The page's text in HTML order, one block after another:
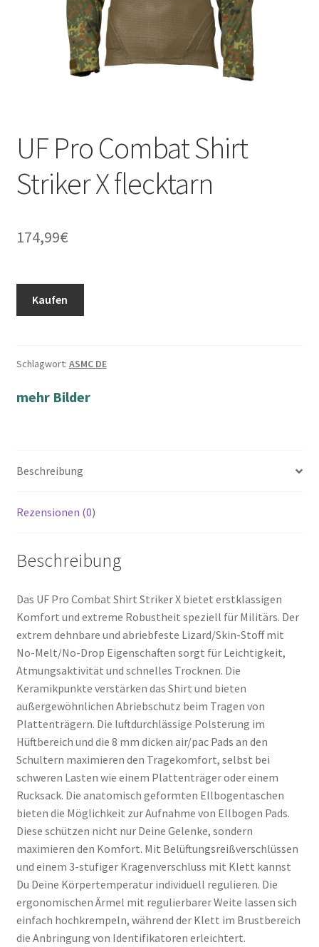
UF Pro Combat Shirt
Striker X flecktarn
174,99€
Kaufen
Schlagwort: ASMC DE
mehr Bilder
Beschreibung
Rezensionen (0)
Beschreibung
Das UF Pro Combat Shirt Striker X bietet erstklassigen
Komfort und extreme Robustheit speziell für Militärs. Der
extrem dehnbare und abriebfeste Lizard/Skin-Stoff mit
No-Melt/No-Drop Eigenschaften sorgt für Leichtigkeit,
Atmungsaktivität und schnelles Trocknen. Die
Keramikpunkte verstärken das Shirt und bieten
außergewöhnlichen Abriebschutz beim Tragen von
Plattenträgern. Die luftdurchlässige Polsterung im
Hüftbereich und die 8 mm dicken air/pac Pads an den
Schultern maximieren den Tragekomfort, selbst bei
schweren Lasten wie einem Plattenträger oder einem
Rucksack. Die anatomisch geformten Ellbogentaschen
bieten die Möglichkeit zur Aufnahme von Ellbogen Pads.
Diese schützen nicht nur Deine Gelenke, sondern
maximieren den Komfort. Mit Belüftungsreißverschlüssen
und einem 3-stufiger Kragenverschluss mit Klett kannst
Du Deine Körpertemperatur individuell regulieren. Die
ergonomischen Ärmel mit regulierbarer Weite lassen sich
einfach hochkrempeln, während der Klett im Brustbereich
die Anbringung von Identifikatoren erleichtert.